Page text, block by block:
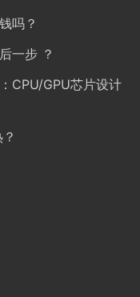
吗？
一步 ？
CPU/GPU芯片设计